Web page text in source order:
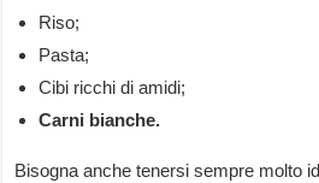
Riso;
Pasta;
Cibi ricchi di amidi;
Carni bianche.
Bisogna anche tenersi sempre molto